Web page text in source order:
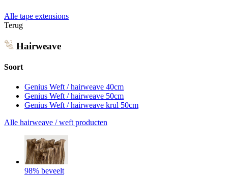
Alle tape extensions
Terug
Hairweave
Soort
Genius Weft / hairweave 40cm
Genius Weft / hairweave 50cm
Genius Weft / hairweave krul 50cm
Alle hairweave / weft producten
98% beveelt